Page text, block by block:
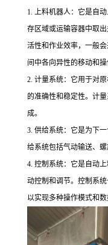
1. 上料机器人：它是自
存区域或运输容器中取
活性和作业效率，一般
间中各向异性的移动和操
2. 计量系统：它用于对
的准确性和稳定性。计
成。
3. 供给系统：它是为下
给系统包括气动输送、螺
4. 控制系统：它是自动
动控制和调节。控制系
以实现多种操作模式和数